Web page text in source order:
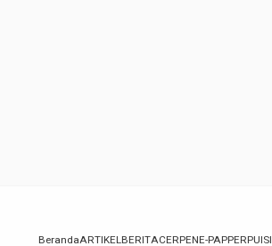
BerandaARTIKELBERITACERPENE-PAPPERPUISI